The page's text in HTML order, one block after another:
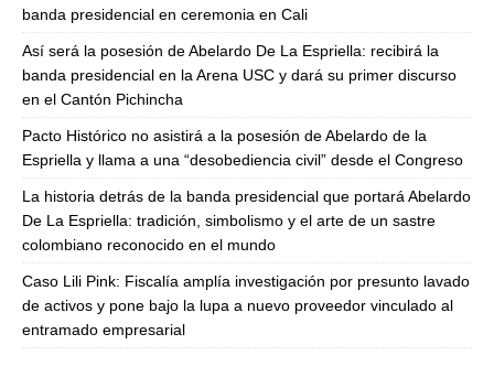
banda presidencial en ceremonia en Cali
Así será la posesión de Abelardo De La Espriella: recibirá la
banda presidencial en la Arena USC y dará su primer discurso
en el Cantón Pichincha
Pacto Histórico no asistirá a la posesión de Abelardo de la
Espriella y llama a una “desobediencia civil” desde el Congreso
La historia detrás de la banda presidencial que portará Abelardo
De La Espriella: tradición, simbolismo y el arte de un sastre
colombiano reconocido en el mundo
Caso Lili Pink: Fiscalía amplía investigación por presunto lavado
de activos y pone bajo la lupa a nuevo proveedor vinculado al
entramado empresarial